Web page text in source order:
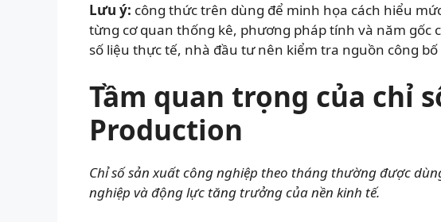
Lưu ý: công thức trên dùng để minh họa cách hiểu
từng cơ quan thống kê, phương pháp tính và năm gốc
số liệu thực tế, nhà đầu tư nên kiểm tra nguồn công
Tầm quan trọng của chỉ
Production
Chỉ số sản xuất công nghiệp theo tháng thường được
nghiệp và động lực tăng trưởng của nền kinh tế.